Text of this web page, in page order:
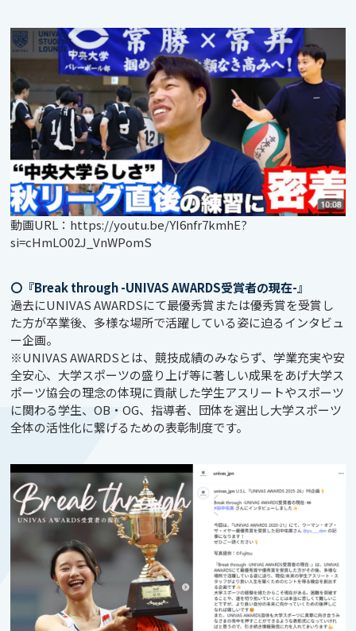
動画URL： https://youtu.be/YI6nfr7kmhE?
si=cHmLO02J_VnWPomS
〇『Break through -UNIVAS AWARDS受賞者の現在-』
過去にUNIVAS AWARDSにて最優秀賞または優秀賞を受賞し
た方が卒業後、多様な場所で活躍している姿に迫るインタビュ
ー企画。
※UNIVAS AWARDSとは、競技成績のみならず、学業充実や安
全安心、大学スポーツの盛り上げ等に著しい成果をあげ大学ス
ポーツ協会の理念の体現に貢献した学生アスリートやスポーツ
に関わる学生、OB・OG、指導者、団体を選出し大学スポーツ
全体の活性化に繋げるための表彰制度です。